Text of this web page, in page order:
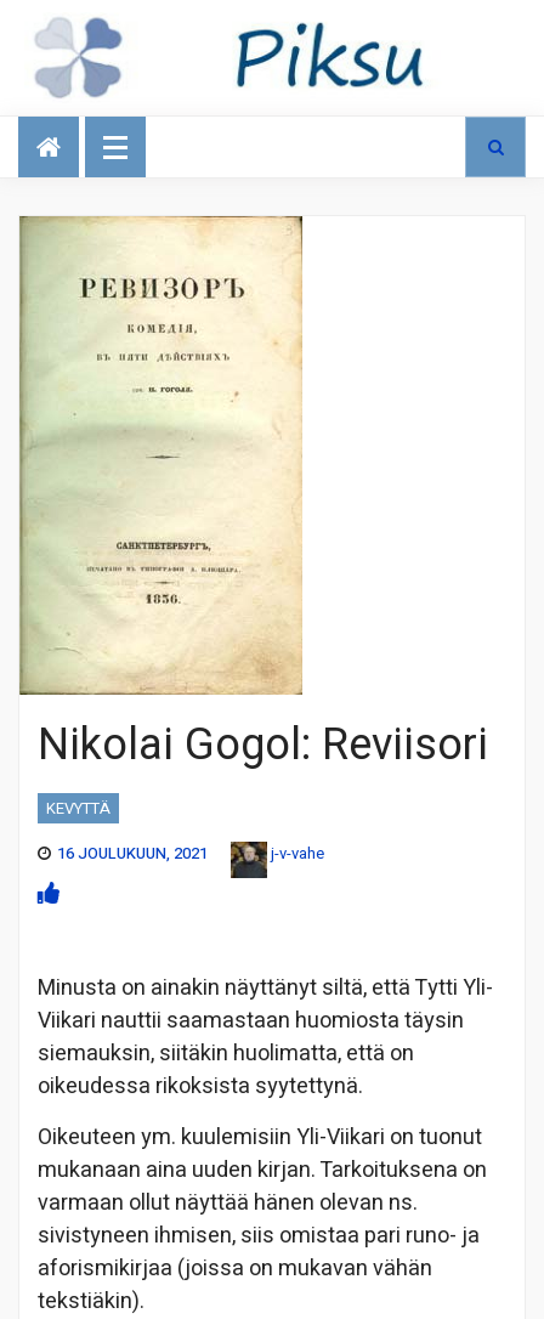
Talous
Nikolai Gogol: Reviisori
KEVYTTÄ
16 JOULUKUUN, 2021
j-v-vahe
Minusta on ainakin näyttänyt siltä, että Tytti Yli-
Viikari nauttii saamastaan huomiosta täysin
siemauksin, siitäkin huolimatta, että on
oikeudessa rikoksista syytettynä.
Oikeuteen ym. kuulemisiin Yli-Viikari on tuonut
mukanaan aina uuden kirjan. Tarkoituksena on
varmaan ollut näyttää hänen olevan ns.
sivistyneen ihmisen, siis omistaa pari runo- ja
aforismikirjaa (joissa on mukavan vähän
tekstiäkin).